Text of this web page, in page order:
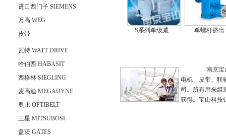
进口西门子 SIEMENS
万高 WEG
皮带
瓦特 WATT DRIVE
哈伯西 HABASIT
西格林 SIEGLING
麦高迪 MEGADYNE
奥比 OPTIBELT
三星 MITSUBOSI
盖茨 GATES
S系列单级减... 单螺杆挤出
南京宝山科
电机、皮带、联
司。所有用来组
获得。宝山科技